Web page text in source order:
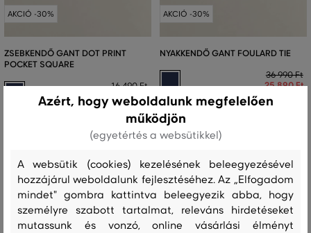
AKCIÓ -30%
ZSEBKENDŐ GANT DOT PRINT
POCKET SQUARE
16 490 Ft
11 540 Ft
AKCIÓ -30%
NYAKKENDŐ GANT FOULARD TIE
36 990 Ft
25 890 Ft
Elérhető méretek:
Egy méret
Azért, hogy weboldalunk megfelelően
működjön
(egyetértés a websütikkel)
A websütik (cookies) kezelésének beleegyezésével
hozzájárul weboldalunk fejlesztéséhez. Az „Elfogadom
mindet" gombra kattintva beleegyezik abba, hogy
személyre szabott tartalmat, releváns hirdetéseket
mutassunk és vonzó, online vásárlási élményt